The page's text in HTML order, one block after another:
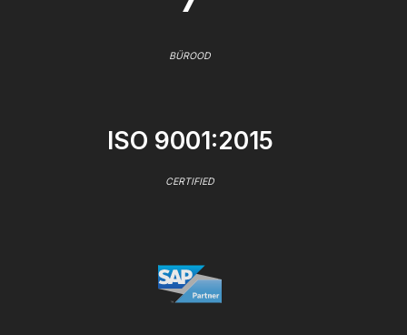
BÜROOD
ISO 9001:2015
CERTIFIED